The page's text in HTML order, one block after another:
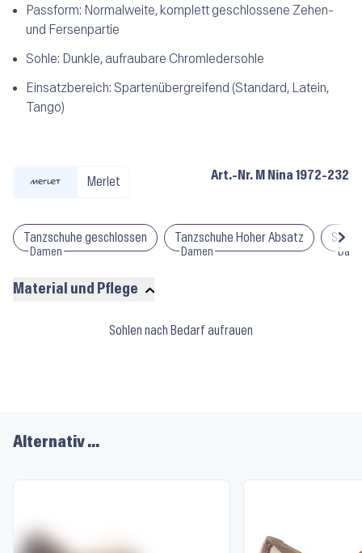
Passform: Normalweite, komplett geschlossene Zehen-
und Fersenpartie
Sohle: Dunkle, aufraubare Chromledersohle
Einsatzbereich: Spartenübergreifend (Standard, Latein,
Tango)
Merlet Art.-Nr. M Nina 1972-232
Tanzschuhe geschlossen
Damen
Tanzschuhe Hoher Absatz
Damen
Material und Pflege
Sohlen nach Bedarf aufrauen
Alternativ …